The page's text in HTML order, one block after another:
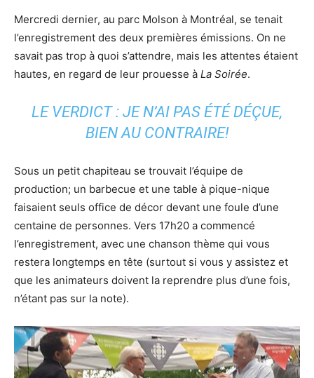
Mercredi dernier, au parc Molson à Montréal, se tenait
l’enregistrement des deux premières émissions. On ne
savait pas trop à quoi s’attendre, mais les attentes étaient
hautes, en regard de leur prouesse à La Soirée.
LE VERDICT : JE N’AI PAS ÉTÉ DÉÇUE,
BIEN AU CONTRAIRE!
Sous un petit chapiteau se trouvait l’équipe de
production; un barbecue et une table à pique-nique
faisaient seuls office de décor devant une foule d’une
centaine de personnes. Vers 17h20 a commencé
l’enregistrement, avec une chanson thème qui vous
restera longtemps en tête (surtout si vous y assistez et
que les animateurs doivent la reprendre plus d’une fois,
n’étant pas sur la note).